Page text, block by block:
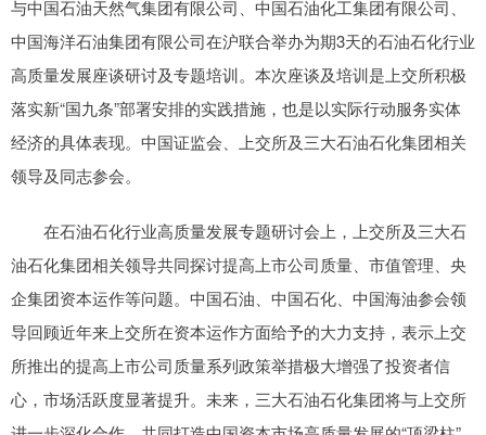
与中国石油天然气集团有限公司、中国石油化工集团有限公司、
中国海洋石油集团有限公司在沪联合举办为期3天的石油石化行业
高质量发展座谈研讨及专题培训。本次座谈及培训是上交所积极
落实新“国九条”部署安排的实践措施，也是以实际行动服务实体
经济的具体表现。中国证监会、上交所及三大石油石化集团相关
领导及同志参会。
在石油石化行业高质量发展专题研讨会上，上交所及三大石
油石化集团相关领导共同探讨提高上市公司质量、市值管理、央
企集团资本运作等问题。中国石油、中国石化、中国海油参会领
导回顾近年来上交所在资本运作方面给予的大力支持，表示上交
所推出的提高上市公司质量系列政策举措极大增强了投资者信
心，市场活跃度显著提升。未来，三大石油石化集团将与上交所